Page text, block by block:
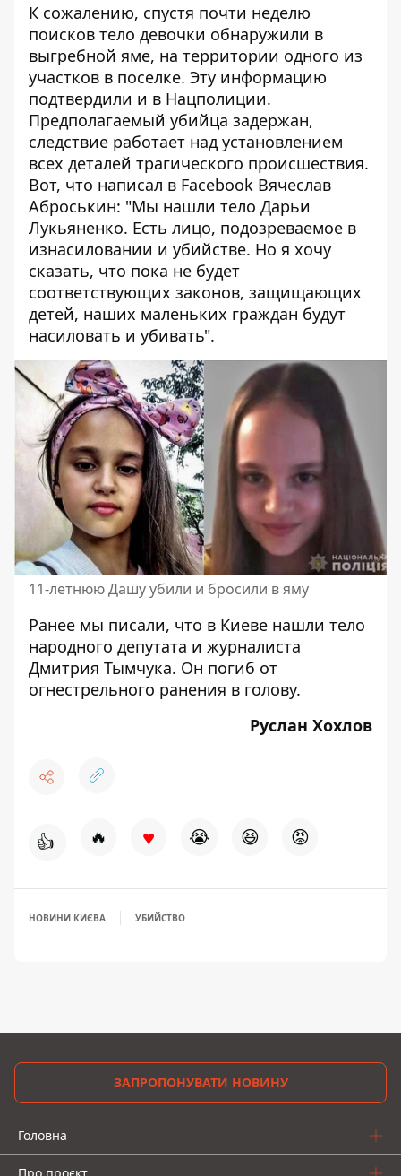
К сожалению, спустя почти неделю
поисков тело девочки обнаружили в
выгребной яме, на территории одного из
участков в поселке. Эту информацию
подтвердили и в Нацполиции.
Предполагаемый убийца задержан,
следствие работает над установлением
всех деталей трагического происшествия.
Вот, что написал в Facebook Вячеслав
Аброськин: "Мы нашли тело Дарьи
Лукьяненко. Есть лицо, подозреваемое в
изнасиловании и убийстве. Но я хочу
сказать, что пока не будет
соответствующих законов, защищающих
детей, наших маленьких граждан будут
насиловать и убивать".
11-летнюю Дашу убили и бросили в яму
Ранее мы писали, что в Киеве нашли тело
народного депутата и журналиста
Дмитрия Тымчука. Он погиб от
огнестрельного ранения в голову.
Руслан Хохлов
👍 🔥 ♥ 😭 😆 😡
НОВИНИ КИЄВА УБИЙСТВО
ЗАПРОПОНУВАТИ НОВИНУ
Головна